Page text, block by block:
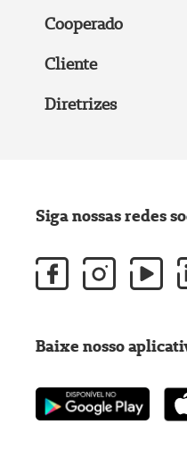
Cooperado
Cliente
Diretrizes
Siga nossas redes
Baixe nosso